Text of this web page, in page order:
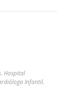
Hospital
Infantil.